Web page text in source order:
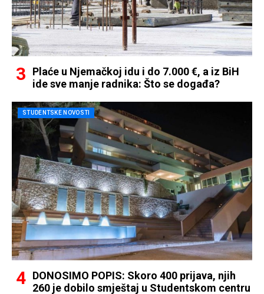
Plaće u Njemačkoj idu i do 7.000 €, a iz BiH
ide sve manje radnika: Što se događa?
STUDENTSKE NOVOSTI
DONOSIMO POPIS: Skoro 400 prijava, njih
260 je dobilo smještaj u Studentskom centru